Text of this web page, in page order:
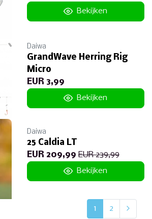
Bekijken
Daiwa
GrandWave Herring Rig
Micro
EUR 3,99
Bekijken
Daiwa
25 Caldia LT
EUR 209,99 EUR 239,99
Bekijken
1 2